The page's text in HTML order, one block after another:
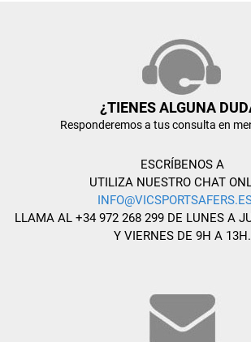
¿TIENES ALGUNA
Responderemos a tus consulta en
ESCRÍBENOS A
UTILIZA NUESTRO CHAT
LLAMA AL +34 972 268 299 DE LUNES A
Y VIERNES DE 9H A 13H.